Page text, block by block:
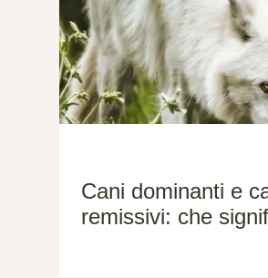
Cani dominanti e
remissivi: che